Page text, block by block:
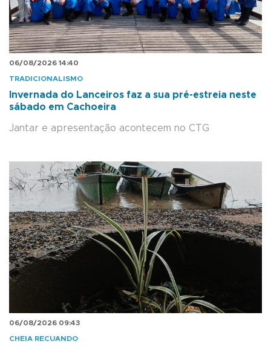
06/08/2026 14:40
TRADICIONALISMO
Invernada do Lanceiros faz a sua pré-estreia neste
sábado em Cachoeira
Jantar e apresentação acontecem no CTG
06/08/2026 09:43
CHEIA RECUANDO